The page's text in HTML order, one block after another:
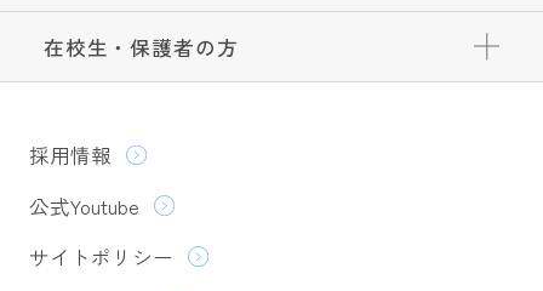
在校生・保護者の方
採用情報
公式Youtube
サイトポリシー